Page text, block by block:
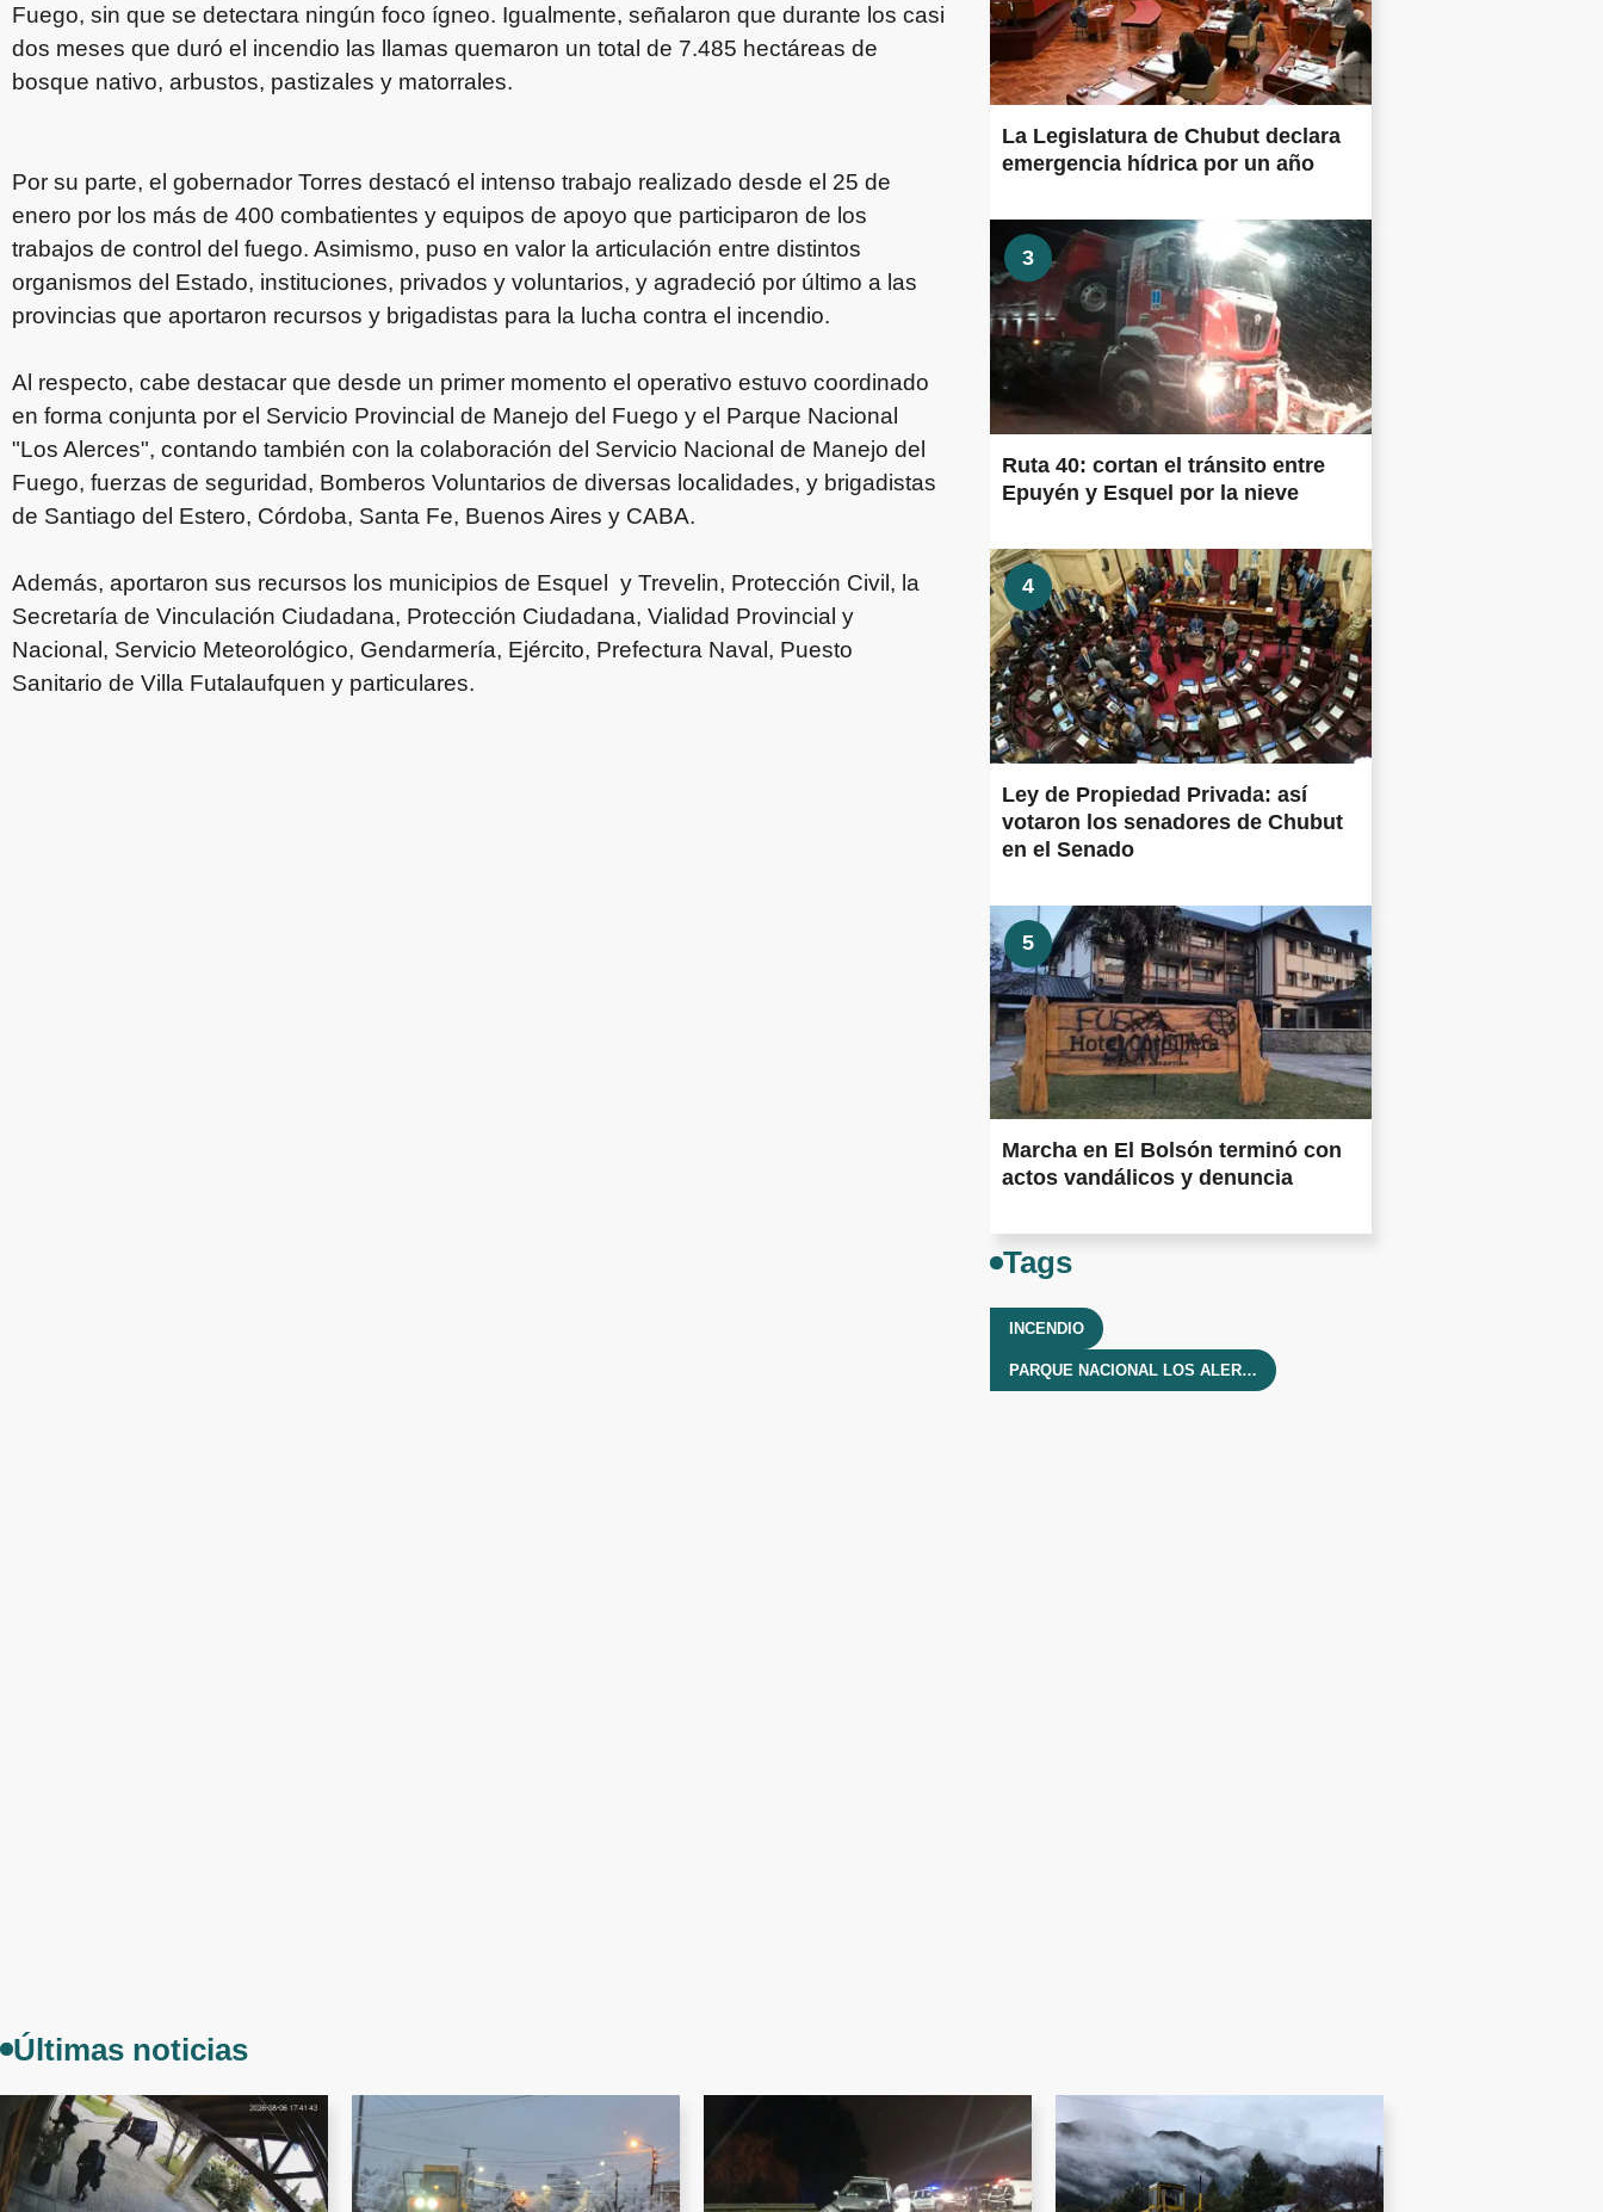
Fuego, sin que se detectara ningún foco ígneo. Igualmente, señalaron que durante los casi
dos meses que duró el incendio las llamas quemaron un total de 7.485 hectáreas de
bosque nativo, arbustos, pastizales y matorrales.
Por su parte, el gobernador Torres destacó el intenso trabajo realizado desde el 25 de
enero por los más de 400 combatientes y equipos de apoyo que participaron de los
trabajos de control del fuego. Asimismo, puso en valor la articulación entre distintos
organismos del Estado, instituciones, privados y voluntarios, y agradeció por último a las
provincias que aportaron recursos y brigadistas para la lucha contra el incendio.
Al respecto, cabe destacar que desde un primer momento el operativo estuvo coordinado
en forma conjunta por el Servicio Provincial de Manejo del Fuego y el Parque Nacional
"Los Alerces", contando también con la colaboración del Servicio Nacional de Manejo del
Fuego, fuerzas de seguridad, Bomberos Voluntarios de diversas localidades, y brigadistas
de Santiago del Estero, Córdoba, Santa Fe, Buenos Aires y CABA.
Además, aportaron sus recursos los municipios de Esquel y Trevelin, Protección Civil, la
Secretaría de Vinculación Ciudadana, Protección Ciudadana, Vialidad Provincial y
Nacional, Servicio Meteorológico, Gendarmería, Ejército, Prefectura Naval, Puesto
Sanitario de Villa Futalaufquen y particulares.
La Legislatura de Chubut declara
emergencia hídrica por un año
3
Ruta 40: cortan el tránsito entre
Epuyén y Esquel por la nieve
4
Ley de Propiedad Privada: así
votaron los senadores de Chubut
en el Senado
5
Marcha en El Bolsón terminó con
actos vandálicos y denuncia
Tags
INCENDIO
PARQUE NACIONAL LOS ALERCES
Últimas noticias